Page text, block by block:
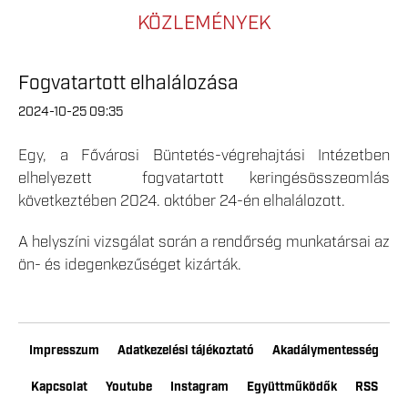
KÖZLEMÉNYEK
Fogvatartott elhalálozása
2024-10-25 09:35
Egy, a Fővárosi Büntetés-végrehajtási Intézetben
elhelyezett fogvatartott keringésösszeomlás
következtében 2024. október 24-én elhalálozott.
A helyszíni vizsgálat során a rendőrség munkatársai az
ön- és idegenkezűséget kizárták.
Impresszum Adatkezelési tájékoztató Akadálymentesség
Kapcsolat Youtube Instagram Együttműködők RSS